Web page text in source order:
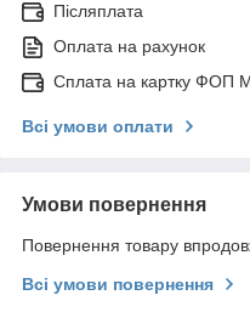
Післяплата
Оплата на рахунок
Сплата на картку ФОП
Всі умови оплати
Умови повернення
Повернення товару
Всі умови повернення